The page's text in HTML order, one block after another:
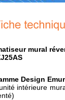
mural
Design
intérieure